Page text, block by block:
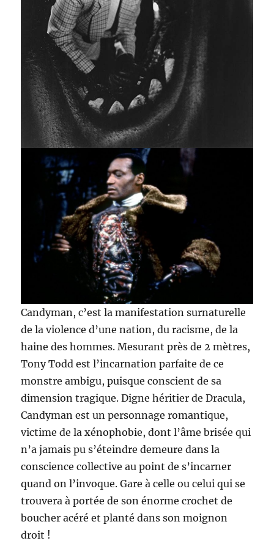
Candyman, c’est la manifestation surnaturelle
de la violence d’une nation, du racisme, de la
haine des hommes. Mesurant près de 2 mètres,
Tony Todd est l’incarnation parfaite de ce
monstre ambigu, puisque conscient de sa
dimension tragique. Digne héritier de Dracula,
Candyman est un personnage romantique,
victime de la xénophobie, dont l’âme brisée qui
n’a jamais pu s’éteindre demeure dans la
conscience collective au point de s’incarner
quand on l’invoque. Gare à celle ou celui qui se
trouvera à portée de son énorme crochet de
boucher acéré et planté dans son moignon
droit !